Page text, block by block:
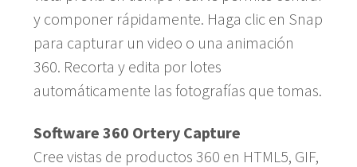
y componer rápidamente. Haga clic en Snap
para capturar un video o una animación
360. Recorta y edita por lotes
automáticamente las fotografías que tomas.
Software 360 Ortery Capture
Cree vistas de productos 360 en HTML5, GIF,